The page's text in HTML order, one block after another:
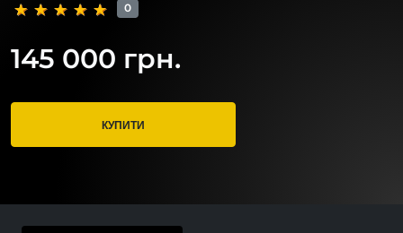
0
145 000 грн.
КУПИТИ